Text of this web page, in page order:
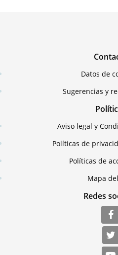
Datos de
Sugerencias y
Aviso legal y
Políticas de
Políticas de
Mapa
Redes